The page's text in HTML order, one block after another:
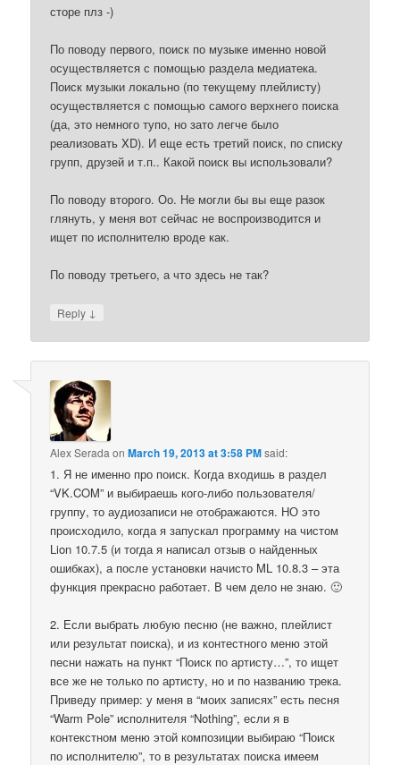
сторе плз -)
По поводу первого, поиск по музыке именно новой
осуществляется с помощью раздела медиатека.
Поиск музыки локально (по текущему плейлисту)
осуществляется с помощью самого верхнего поиска
(да, это немного тупо, но зато легче было
реализовать XD). И еще есть третий поиск, по списку
групп, друзей и т.п.. Какой поиск вы использовали?
По поводу второго. Оо. Не могли бы вы еще разок
глянуть, у меня вот сейчас не воспроизводится и
ищет по исполнителю вроде как.
По поводу третьего, а что здесь не так?
Reply ↓
Alex Serada onMarch 19, 2013 at 3:58 PMsaid:
1. Я не именно про поиск. Когда входишь в раздел
“VK.COM” и выбираешь кого-либо пользователя/
группу, то аудиозаписи не отображаются. НО это
происходило, когда я запускал программу на чистом
Lion 10.7.5 (и тогда я написал отзыв о найденных
ошибках), а после установки начисто ML 10.8.3 – эта
функция прекрасно работает. В чем дело не знаю. 🙂
2. Если выбрать любую песню (не важно, плейлист
или результат поиска), и из контестного меню этой
песни нажать на пункт “Поиск по артисту…”, то ищет
все же не только по артисту, но и по названию трека.
Приведу пример: у меня в “моих записях” есть песня
“Warm Pole” исполнителя “Nothing”, если я в
контекстном меню этой композиции выбираю “Поиск
по исполнителю”, то в результатах поиска имеем